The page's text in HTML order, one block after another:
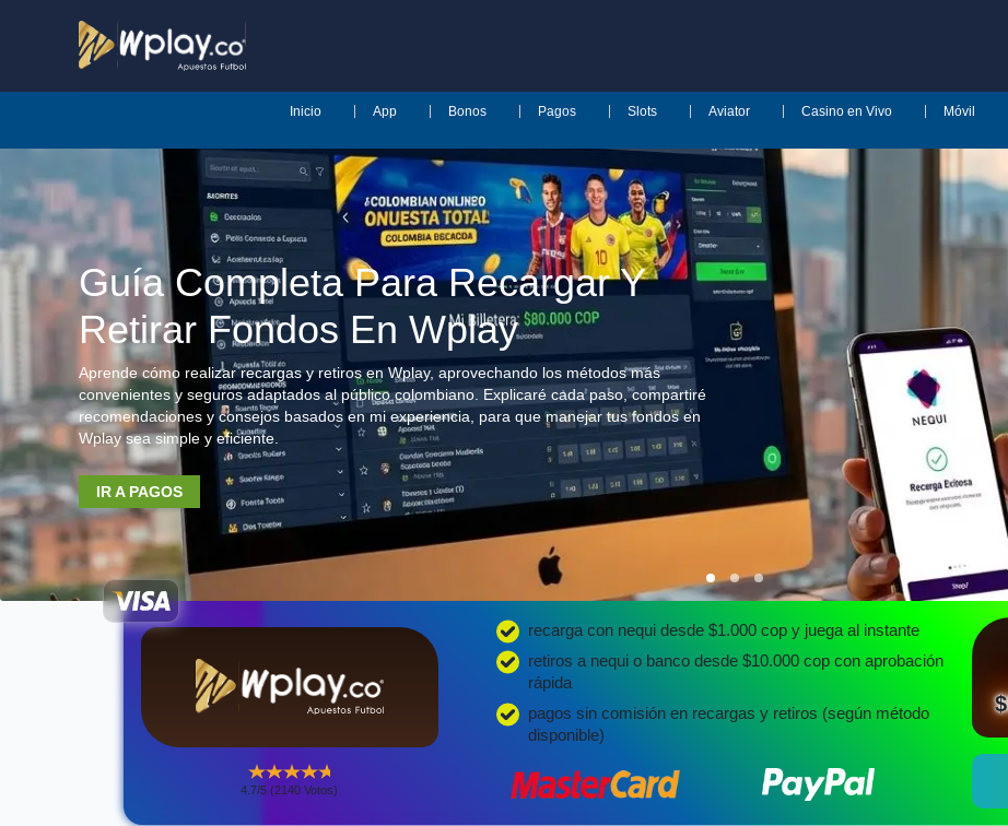
Inicio App Bonos Pagos Slots Aviator Casino en Vivo Móvil
Guía Completa Para Recargar Y
Retirar Fondos En Wplay
Aprende cómo realizar recargas y retiros en Wplay, aprovechando los métodos más
convenientes y seguros adaptados al público colombiano. Explicaré cada paso, compartiré
recomendaciones y consejos basados en mi experiencia, para que manejar tus fondos en
Wplay sea simple y eficiente.
IR A PAGOS
4.7/5 (2140 Votos)
recarga con nequi desde $1.000 cop y juega al instante
retiros a nequi o banco desde $10.000 cop con aprobación
rápida
pagos sin comisión en recargas y retiros (según método
disponible)